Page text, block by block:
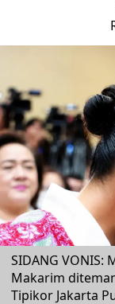
SIDANG
Makarim
Tipikor Jakarta